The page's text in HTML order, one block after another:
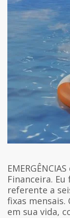
Financeira.
referente a
fixas
em sua vida,